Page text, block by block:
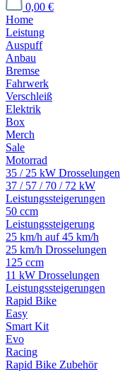
0,00 €
Home
Leistung
Auspuff
Anbau
Bremse
Fahrwerk
Verschleiß
Elektrik
Box
Merch
Sale
Motorrad
35 / 25 kW Drosselungen
37 / 57 / 70 / 72 kW
Leistungssteigerungen
50 ccm
Leistungssteigerung
25 km/h auf 45 km/h
25 km/h Drosselungen
125 ccm
11 kW Drosselungen
Leistungssteigerungen
Rapid Bike
Easy
Smart Kit
Evo
Racing
Rapid Bike Zubehör